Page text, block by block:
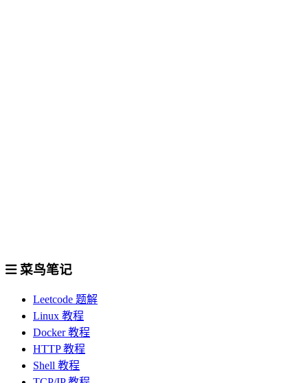
菜鸟笔记
Leetcode 题解
Linux 教程
Docker 教程
HTTP 教程
Shell 教程